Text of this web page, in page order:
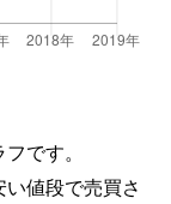
です。
値段で売買さ